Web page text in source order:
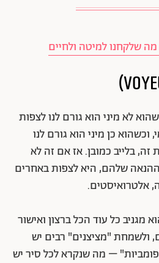
לא מיני הוא גורם לנו לצפות
כן מיני הוא גורם לנו
בלייב כמובן. אז אם זה לא
שלהם, היא לצפות באחרים
אלטרואיסטים.
מגניב כל עוד הכל ברצון ואישור
ולשמחת "מציצנים" רבים יש
– מה שנקרא לכל סיר יש